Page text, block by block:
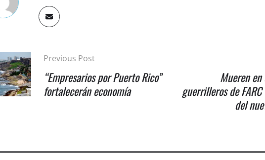
Previous Post
“Empresarios por Puerto Rico”
fortalecerán economía
Mueren
guerrilleros de
del